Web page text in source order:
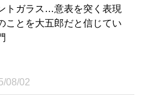
トガラス…意表を突く表現
ことを大五郎だと信じてい
08/02